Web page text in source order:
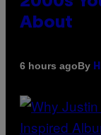
About
6 hours agoBy